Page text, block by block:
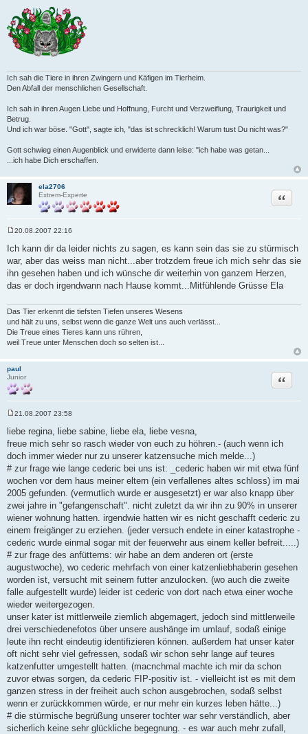
Ich sah die Tiere in ihren Zwingern und Käfigen im Tierheim.
Den Abfall der menschlichen Gesellschaft.
Ich sah in ihren Augen Liebe und Hoffnung, Furcht und Verzweiflung, Traurigkeit und
Betrug.
Und ich war böse. "Gott", sagte ich, "das ist schrecklich! Warum tust Du nicht was?"
Gott schwieg einen Augenblick und erwiderte dann leise: "ich habe was getan...
...ich habe Dich erschaffen.
ela2706
Extrem-Experte
Zitat
e
i
t
r
a
g
20.08.2007 22:16
Ich kann dir da leider nichts zu sagen, es kann sein das sie zu stürmisch
war, aber das weiss man nicht...aber trotzdem freue ich mich sehr das sie
ihn gesehen haben und ich wünsche dir weiterhin von ganzem Herzen,
das er doch irgendwann nach Hause kommt...Mitfühlende Grüsse Ela
Das Tier erkennt die tiefsten Tiefen unseres Wesens
und hält zu uns, selbst wenn die ganze Welt uns auch verlässt...
Die Treue eines Tieres kann uns rühren,
weil Treue unter Menschen doch so selten ist...
paul
Junior
Zitat
e
i
t
a
g
21.08.2007 23:58
liebe regina, liebe sabine, liebe ela, liebe vesna,
freue mich sehr so rasch wieder von euch zu höhren.- (auch wenn ich
doch immer wieder nur zu unserer katzensuche mich melde...)
# zur frage wie lange cederic bei uns ist: _cederic haben wir mit etwa fünf
wochen vor dem haus meiner eltern (ein verfallenes altes schloss) im mai
2005 gefunden. (vermutlich wurde er ausgesetzt) er war also knapp über
zwei jahre in "gefangenschaft". nicht zuletzt da wir ihn zu 90% in unserer
wiener wohnung hatten. irgendwie hatten wir es nicht geschafft cederic zu
einem freigänger zu erziehen. (jeder versuch endete in einer katastrophe -
cederic wurde einmal sogar mit der feuerwehr aus einem keller befreit.....)
# zur frage des anfütterns: wir habe an dem anderen ort (erste
augustwoche), wo cederic mehrfach von einer katzenliebhaberin gesehen
worden ist, versucht mit seinem futter anzulocken. (wo auch die zweite
falle aufgestellt wurde) leider ist cederic von dort nach etwa einer woche
wieder weitergezogen.
unser kater ist mittlerweile ziemlich abgemagert, jedoch sind mittlerweile
drei verschiedenefotos über unsere aushänge im umlauf, sodaß einige
leute ihn recht eindeutig identifizieren können. außerdem hat unser kater
oft nicht sehr viel gefressen, sodaß wir schon sehr lange auf teures
katzenfutter umgestellt hatten. (macnchmal machte ich mir da schon
zuvor etwas sorgen, da cederic FIP-positiv ist. - vielleicht ist es mit dem
ganzen stress in der freiheit auch schon ausgebrochen, sodaß selbst
wenn er zurückkommen würde, er nur mehr ein kurzes leben hätte...)
# die stürmische begrüßung unserer tochter war sehr verständlich, aber
sicherlich keine sehr glückliche begegnung. - es war auch mehr zufall,